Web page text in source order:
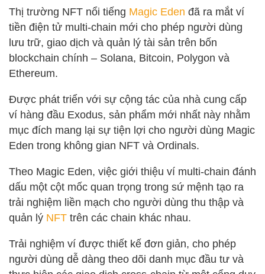
Thị trường NFT nổi tiếng Magic Eden đã ra mắt ví
tiền điện tử multi-chain mới cho phép người dùng
lưu trữ, giao dịch và quản lý tài sản trên bốn
blockchain chính – Solana, Bitcoin, Polygon và
Ethereum.
Được phát triển với sự cộng tác của nhà cung cấp
ví hàng đầu Exodus, sản phẩm mới nhất này nhằm
mục đích mang lại sự tiện lợi cho người dùng Magic
Eden trong không gian NFT và Ordinals.
Theo Magic Eden, việc giới thiệu ví multi-chain đánh
dấu một cột mốc quan trọng trong sứ mệnh tạo ra
trải nghiệm liền mạch cho người dùng thu thập và
quản lý NFT trên các chain khác nhau.
Trải nghiệm ví được thiết kế đơn giản, cho phép
người dùng dễ dàng theo dõi danh mục đầu tư và